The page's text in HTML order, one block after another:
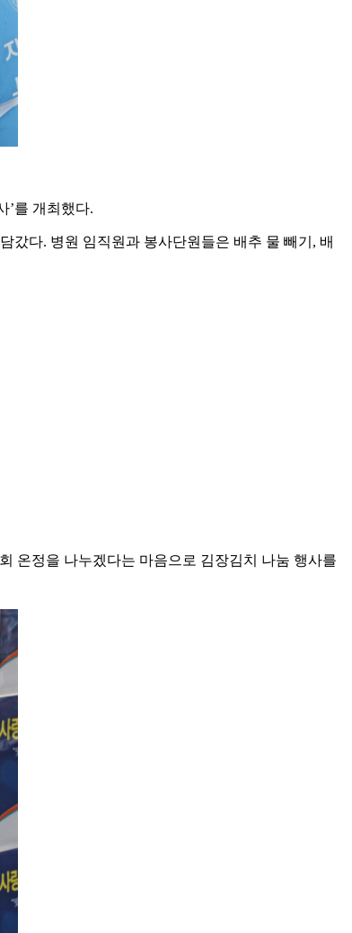
’를 개최했다.
갔다. 병원 임직원과 봉사단원들은 배추 물 빼기, 배
온정을 나누겠다는 마음으로 김장김치 나눔 행사를